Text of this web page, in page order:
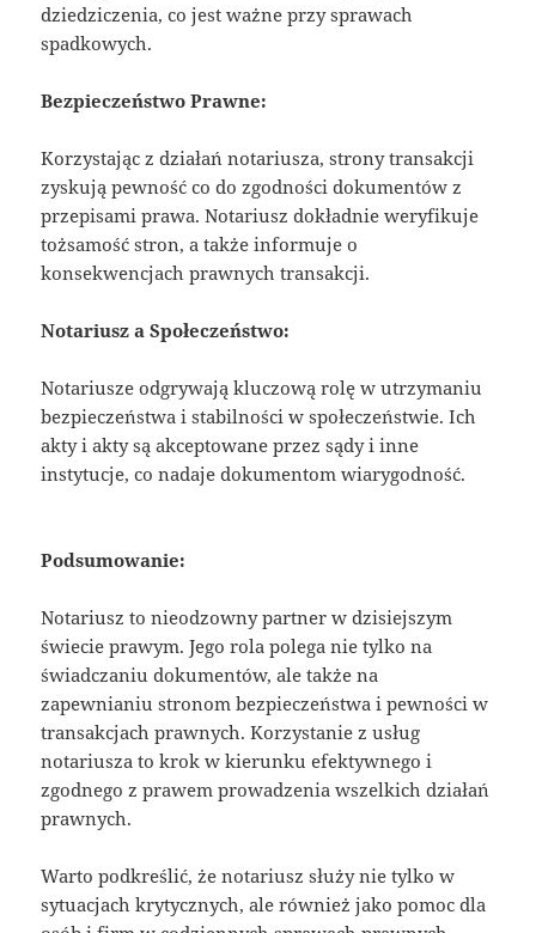
dziedziczenia, co jest ważne przy sprawach
spadkowych.
Bezpieczeństwo Prawne:
Korzystając z działań notariusza, strony transakcji
zyskują pewność co do zgodności dokumentów z
przepisami prawa. Notariusz dokładnie weryfikuje
tożsamość stron, a także informuje o
konsekwencjach prawnych transakcji.
Notariusz a Społeczeństwo:
Notariusze odgrywają kluczową rolę w utrzymaniu
bezpieczeństwa i stabilności w społeczeństwie. Ich
akty i akty są akceptowane przez sądy i inne
instytucje, co nadaje dokumentom wiarygodność.
Podsumowanie:
Notariusz to nieodzowny partner w dzisiejszym
świecie prawym. Jego rola polega nie tylko na
świadczaniu dokumentów, ale także na
zapewnianiu stronom bezpieczeństwa i pewności w
transakcjach prawnych. Korzystanie z usług
notariusza to krok w kierunku efektywnego i
zgodnego z prawem prowadzenia wszelkich działań
prawnych.
Warto podkreślić, że notariusz służy nie tylko w
sytuacjach krytycznych, ale również jako pomoc dla